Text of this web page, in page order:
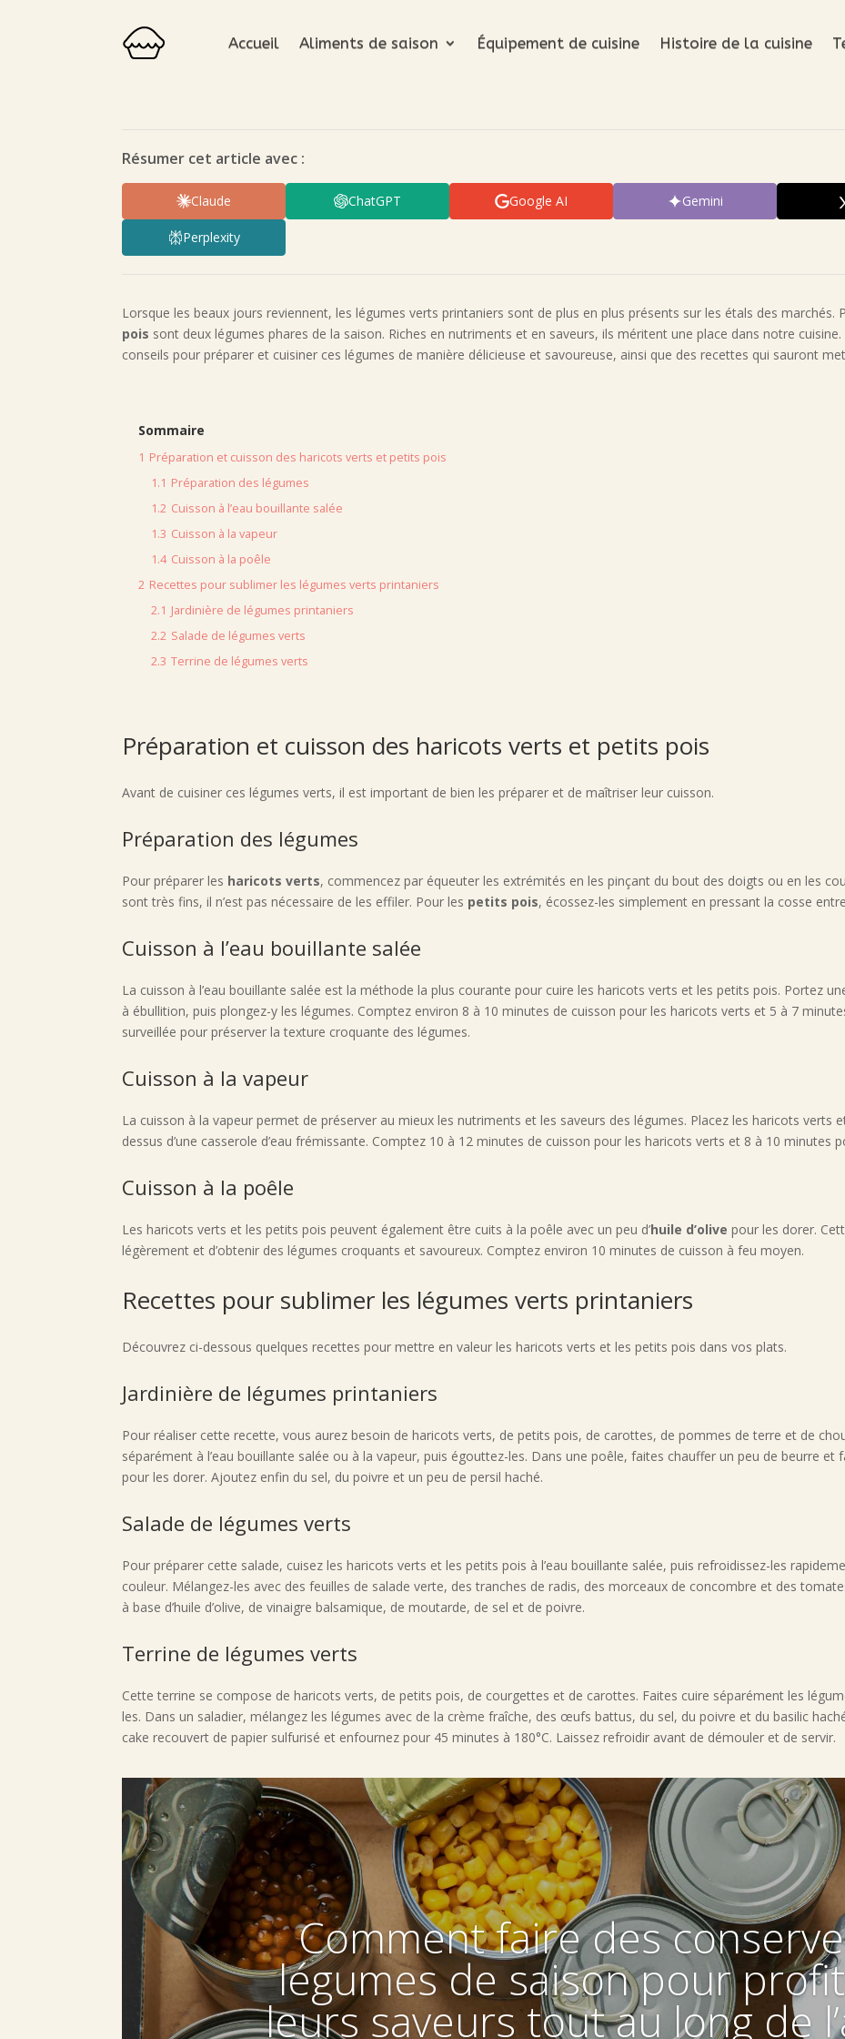
Accueil Aliments de saison Équipement de cuisine Histoire de la cuisine
Résumer cet article avec :
Claude ChatGPT Google AI Gemini
Perplexity
Lorsque les beaux jours reviennent, les légumes verts printaniers sont de plus en plus présents sur les étals des marchés.
pois sont deux légumes phares de la saison. Riches en nutriments et en saveurs, ils méritent une place dans notre
conseils pour préparer et cuisiner ces légumes de manière délicieuse et savoureuse, ainsi que des recettes qui sauront
Sommaire
1 Préparation et cuisson des haricots verts et petits pois
1.1 Préparation des légumes
1.2 Cuisson à l’eau bouillante salée
1.3 Cuisson à la vapeur
1.4 Cuisson à la poêle
2 Recettes pour sublimer les légumes verts printaniers
2.1 Jardinière de légumes printaniers
2.2 Salade de légumes verts
2.3 Terrine de légumes verts
Préparation et cuisson des haricots verts et petits pois
Avant de cuisiner ces légumes verts, il est important de bien les préparer et de maîtriser leur cuisson.
Préparation des légumes
Pour préparer les haricots verts, commencez par équeuter les extrémités en les pinçant du bout des doigts ou en les
sont très fins, il n’est pas nécessaire de les effiler. Pour les petits pois, écossez-les simplement en pressant la cosse
Cuisson à l’eau bouillante salée
La cuisson à l’eau bouillante salée est la méthode la plus courante pour cuire les haricots verts et les petits pois. Portez
à ébullition, puis plongez-y les légumes. Comptez environ 8 à 10 minutes de cuisson pour les haricots verts et 5 à 7
surveillée pour préserver la texture croquante des légumes.
Cuisson à la vapeur
La cuisson à la vapeur permet de préserver au mieux les nutriments et les saveurs des légumes. Placez les haricots verts
dessus d’une casserole d’eau frémissante. Comptez 10 à 12 minutes de cuisson pour les haricots verts et 8 à 10 minutes
Cuisson à la poêle
Les haricots verts et les petits pois peuvent également être cuits à la poêle avec un peu d’huile d’olive pour les dorer.
légèrement et d’obtenir des légumes croquants et savoureux. Comptez environ 10 minutes de cuisson à feu moyen.
Recettes pour sublimer les légumes verts printaniers
Découvrez ci-dessous quelques recettes pour mettre en valeur les haricots verts et les petits pois dans vos plats.
Jardinière de légumes printaniers
Pour réaliser cette recette, vous aurez besoin de haricots verts, de petits pois, de carottes, de pommes de terre et de
séparément à l’eau bouillante salée ou à la vapeur, puis égouttez-les. Dans une poêle, faites chauffer un peu de beurre et
pour les dorer. Ajoutez enfin du sel, du poivre et un peu de persil haché.
Salade de légumes verts
Pour préparer cette salade, cuisez les haricots verts et les petits pois à l’eau bouillante salée, puis refroidissez-les
couleur. Mélangez-les avec des feuilles de salade verte, des tranches de radis, des morceaux de concombre et des
à base d’huile d’olive, de vinaigre balsamique, de moutarde, de sel et de poivre.
Terrine de légumes verts
Cette terrine se compose de haricots verts, de petits pois, de courgettes et de carottes. Faites cuire séparément les
les. Dans un saladier, mélangez les légumes avec de la crème fraîche, des œufs battus, du sel, du poivre et du basilic
cake recouvert de papier sulfurisé et enfournez pour 45 minutes à 180°C. Laissez refroidir avant de démouler et de servir.
Comment faire des
légumes de saison pour
leurs saveurs tout au long de